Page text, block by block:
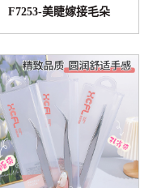
F7253-美睫嫁接毛朵